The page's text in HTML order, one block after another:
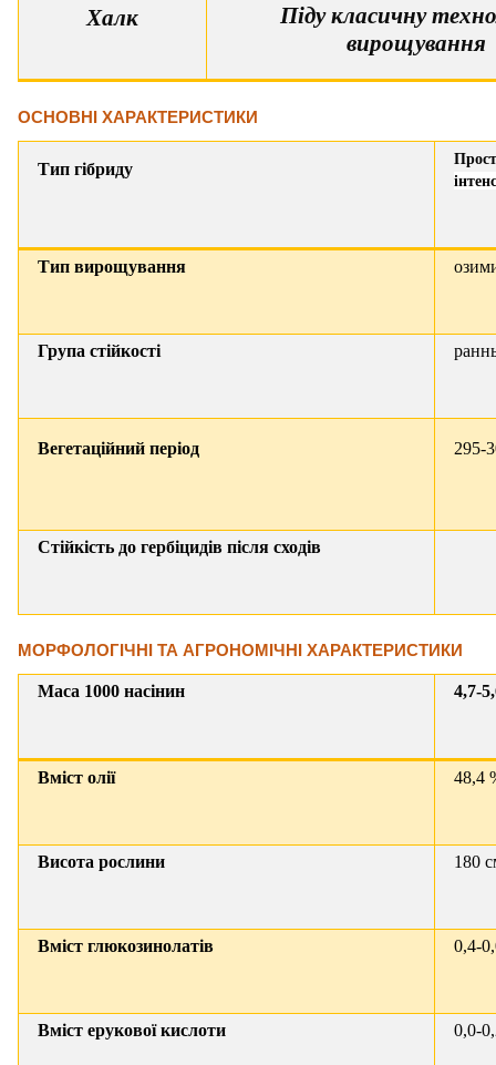
Халк
Піду класичну
вирощування
ОСНОВНІ ХАРАКТЕРИСТИКИ
Тип гібриду
Тип вирощування
Група стійкості
Вегетаційний період 295-
Стійкість до гербіцидів після сходів
МОРФОЛОГІЧНІ ТА АГРОНОМІЧНІ ХАРАКТЕРИСТИКИ
Маса 1000 насінин 4,7-
Вміст олії 48,4
Висота рослини 180
Вміст глюкозинолатів 0,4-
Вміст ерукової кислоти 0,0-